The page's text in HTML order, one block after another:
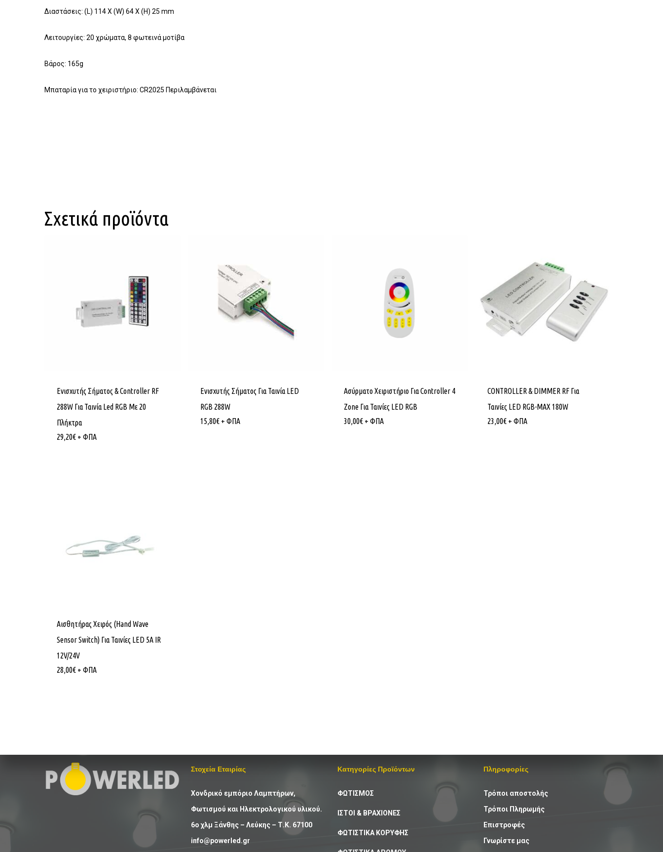
Διαστάσεις: (L) 114 X (W) 64 Χ (Η) 25 mm
Λειτουργίες: 20 χρώματα, 8 φωτεινά μοτίβα
Βάρος: 165g
Μπαταρία για το χειριστήριο: CR2025 Περιλαμβάνεται
Σχετικά προϊόντα
Ενισχυτής Σήματος & Controller RF
288W Για Ταινία Led RGB Με 20
Πλήκτρα
29,20€ + ΦΠΑ
Ενισχυτής Σήματος Για Ταινία LED
RGB 288W
15,80€ + ΦΠΑ
Ασύρματο Χειριστήριο Για Controller 4
Zone Για Ταινίες LED RGB
30,00€ + ΦΠΑ
CONTROLLER & DIMMER RF Για
Ταινίες LED RGB-MAX 180W
23,00€ + ΦΠΑ
Αισθητήρας Χειρός (Hand Wave
Sensor Switch) Για Ταινίες LED 5A IR
12V/24V
28,00€ + ΦΠΑ
Στοχεία Εταιρίας
Χονδρικό εμπόριο Λαμπτήρων,
Φωτισμού και Ηλεκτρολογικού υλικού.
6ο χλμ Ξάνθης – Λεύκης – Τ.Κ. 67100
info@powerled.gr
Κατηγορίες Προϊόντων
ΦΩΤΙΣΜΟΣ
ΙΣΤΟΙ & ΒΡΑΧΙΟΝΕΣ
ΦΩΤΙΣΤΙΚΑ ΚΟΡΥΦΗΣ
Πληροφορίες
Τρόποι αποστολής
Τρόποι Πληρωμής
Επιστροφές
Γνωρίστε μας